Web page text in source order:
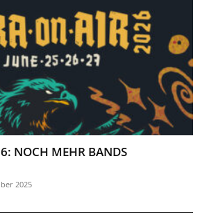
NOCH MEHR BANDS
2025